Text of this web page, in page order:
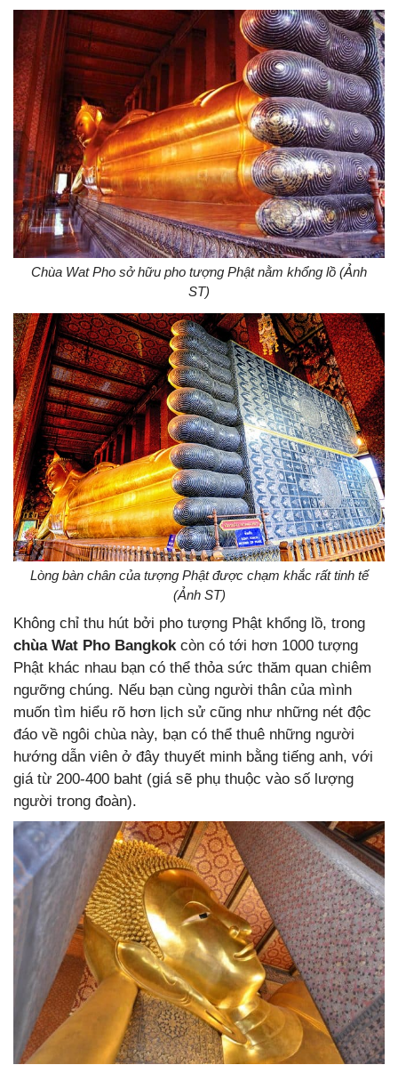
Chùa Wat Pho sở hữu pho tượng Phật nằm khổng lồ (Ảnh
ST)
Lòng bàn chân của tượng Phật được chạm khắc rất tinh tế
(Ảnh ST)
Không chỉ thu hút bởi pho tượng Phật khổng lồ, trong
chùa Wat Pho Bangkokcòn có tới hơn 1000 tượng
Phật khác nhau bạn có thể thỏa sức thăm quan chiêm
ngưỡng chúng. Nếu bạn cùng người thân của mình
muốn tìm hiểu rõ hơn lịch sử cũng như những nét độc
đáo về ngôi chùa này, bạn có thể thuê những người
hướng dẫn viên ở đây thuyết minh bằng tiếng anh, với
giá từ 200-400 baht (giá sẽ phụ thuộc vào số lượng
người trong đoàn).